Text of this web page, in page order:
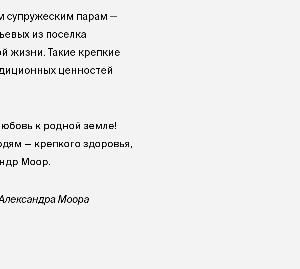
супружеским парам —
из поселка
жизни. Такие крепкие
ценностей
к родной земле!
— крепкого здоровья,
Моор.
Моора